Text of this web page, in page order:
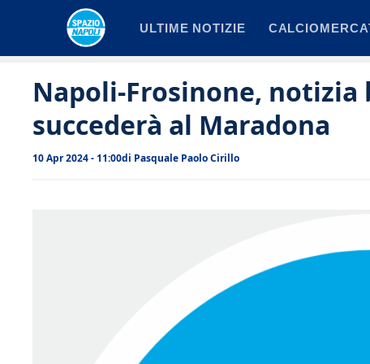
ULTIME NOTIZIE
Napoli-Frosinone,
succederà al Maradona
10 Apr 2024 - 11:00di Pasquale Paolo Cirillo